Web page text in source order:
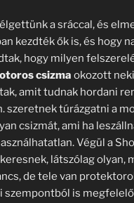
a sráccal, és
kezdték ők is, és hogy
hogy milyen
csizma okozott
amit tudnak hordani
szeretnek túrázgatni a
csizmát, ami ha
Végül a
látszólag olyan,
de tele van
szempontból is